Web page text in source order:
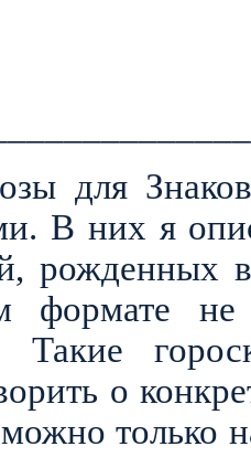
для
В них я
рожденных
формате не
Такие
о
только